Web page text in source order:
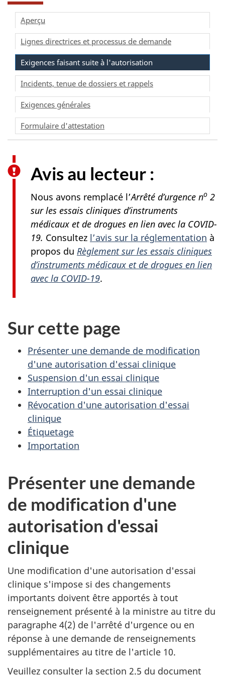
Aperçu
Lignes directrices et processus de demande
Exigences faisant suite à l'autorisation
Incidents, tenue de dossiers et rappels
Exigences générales
Formulaire d'attestation
Avis au lecteur :
Nous avons remplacé l’Arrêté d’urgence no 2
sur les essais cliniques d’instruments
médicaux et de drogues en lien avec la COVID-
19. Consultez l’avis sur la réglementation à
propos du Règlement sur les essais cliniques
d’instruments médicaux et de drogues en lien
avec la COVID-19.
Sur cette page
Présenter une demande de modification
d'une autorisation d'essai clinique
Suspension d'un essai clinique
Interruption d'un essai clinique
Révocation d'une autorisation d'essai
clinique
Étiquetage
Importation
Présenter une demande
de modification d'une
autorisation d'essai
clinique
Une modification d'une autorisation d'essai
clinique s'impose si des changements
importants doivent être apportés à tout
renseignement présenté à la ministre au titre du
paragraphe 4(2) de l'arrêté d'urgence ou en
réponse à une demande de renseignements
supplémentaires au titre de l'article 10.
Veuillez consulter la section 2.5 du document